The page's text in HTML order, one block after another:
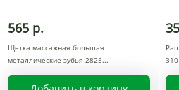
565 р.
Щетка массажная большая
металлические зубья 2825